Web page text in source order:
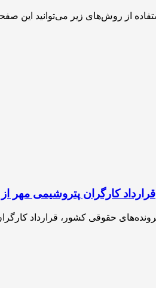
قرارداد کارگران پتروشیمی مهر